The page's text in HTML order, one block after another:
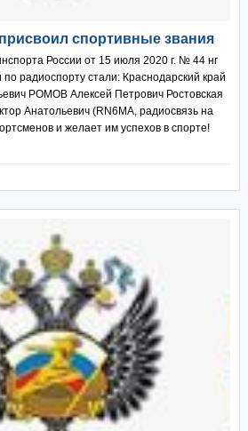
спортивные звания
России от 15 июля 2020 г. № 44 нг
радиоспорту стали: Краснодарский край
РОМОВ Алексей Петрович Ростовская
Анатольевич (RN6MA, радиосвязь на
и желает им успехов в спорте!